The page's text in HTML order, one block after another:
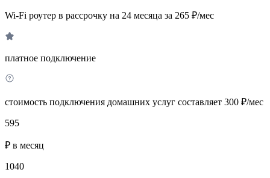
Wi-Fi роутер в рассрочку на 24 месяца за 265 ₽/мес
платное подключение
стоимость подключения домашних услуг составляет 300 ₽/мес
595
₽ в месяц
1040